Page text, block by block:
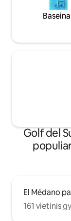
Golf del
El Médano
161 vietinis